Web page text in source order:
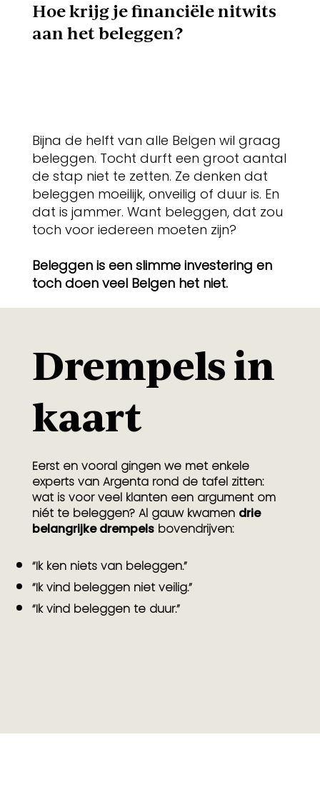
Hoe krijg je financiële nitwits
aan het beleggen?
Drempels in
kaart
Eerst en vooral gingen we met enkele
experts van Argenta rond de tafel zitten:
wat is voor veel klanten een argument om
niét te beleggen? Al gauw kwamen drie
belangrijke drempelsbovendrijven:
“Ik ken niets van beleggen.”
“Ik vind beleggen niet veilig.”
“Ik vind beleggen te duur.”
Bijna de helft van alle Belgen wil graag
beleggen. Tocht durft een groot aantal
de stap niet te zetten. Ze denken dat
beleggen moeilijk, onveilig of duur is. En
dat is jammer. Want beleggen, dat zou
toch voor iedereen moeten zijn?
Beleggen is een slimme investering en
toch doen veel Belgen het niet.